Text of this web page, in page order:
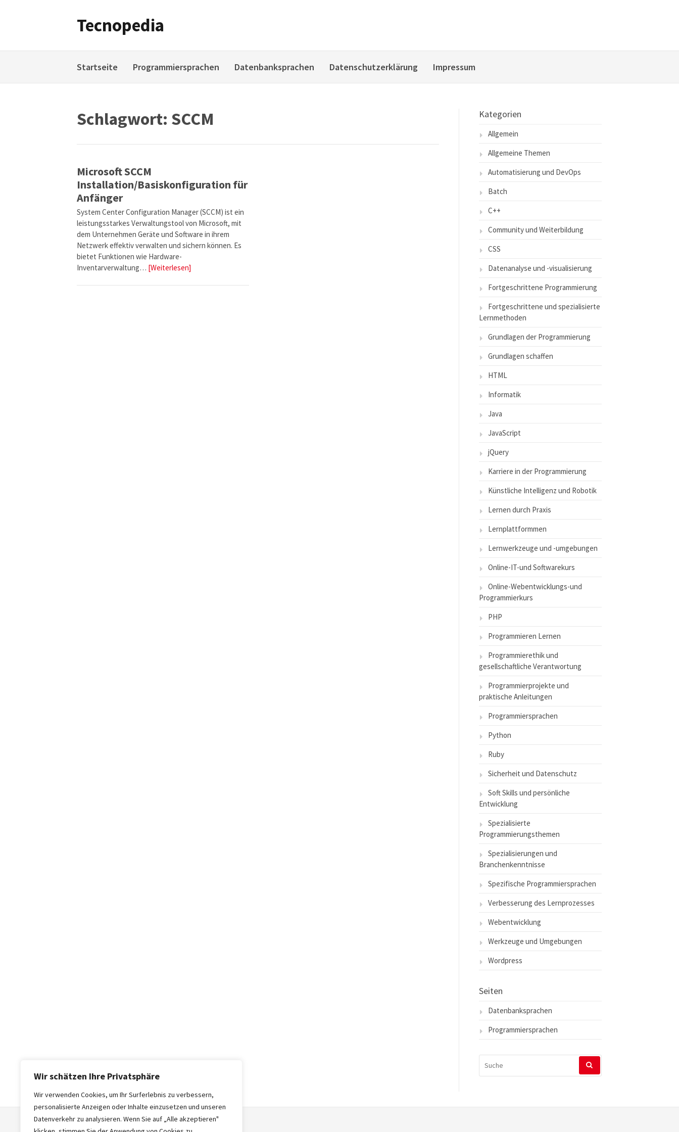
Wir schätzen Ihre Privatsphäre
Wir verwenden Cookies, um Ihr Surferlebnis zu verbessern,
personalisierte Anzeigen oder Inhalte einzusetzen und unseren
Datenverkehr zu analysieren. Wenn Sie auf „Alle akzeptieren"
Tecnopedia
Startseite Programmiersprachen Datenbanksprachen Datenschutzerklärung Impressum
Schlagwort: SCCM
Microsoft SCCM
Installation/Basiskonfiguration für
Anfänger
System Center Configuration Manager (SCCM) ist ein
leistungsstarkes Verwaltungstool von Microsoft, mit
dem Unternehmen Geräte und Software in ihrem
Netzwerk effektiv verwalten und sichern können. Es
bietet Funktionen wie Hardware-
Inventarverwaltung… [Weiterlesen]
Kategorien
Allgemein
Allgemeine Themen
Automatisierung und DevOps
Batch
C++
Community und Weiterbildung
CSS
Datenanalyse und -visualisierung
Fortgeschrittene Programmierung
Fortgeschrittene und spezialisierte
Lernmethoden
Grundlagen der Programmierung
Grundlagen schaffen
HTML
Informatik
Java
JavaScript
jQuery
Karriere in der Programmierung
Künstliche Intelligenz und Robotik
Lernen durch Praxis
Lernplattformmen
Lernwerkzeuge und -umgebungen
Online-IT-und Softwarekurs
Online-Webentwicklungs-und
Programmierkurs
PHP
Programmieren Lernen
Programmierethik und
gesellschaftliche Verantwortung
Programmierprojekte und
praktische Anleitungen
Programmiersprachen
Python
Ruby
Sicherheit und Datenschutz
Soft Skills und persönliche
Entwicklung
Spezialisierte
Programmierungsthemen
Spezialisierungen und
Branchenkenntnisse
Spezifische Programmiersprachen
Verbesserung des Lernprozesses
Webentwicklung
Werkzeuge und Umgebungen
Wordpress
Seiten
Datenbanksprachen
Programmiersprachen
NACH: